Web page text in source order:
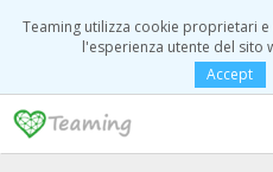
Teaming utilizza cookie proprietari
l'esperienza utente del sito
Accept